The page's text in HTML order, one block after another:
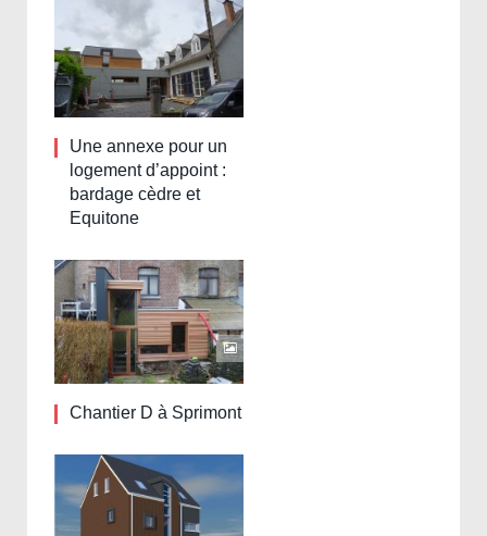
Une annexe pour un
logement d’appoint :
bardage cèdre et
Equitone
Chantier D à Sprimont